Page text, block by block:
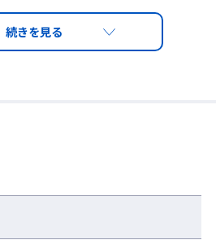
具)のご使用の際は、
るかの確認（フィットテ
ごとに1回、定期的な実施が